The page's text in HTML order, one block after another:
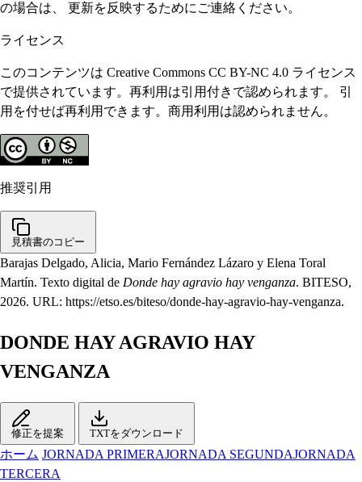
の場合は、 更新を反映するためにご連絡ください。
ライセンス
このコンテンツは Creative Commons CC BY-NC 4.0 ライセンス
で提供されています。再利用は引用付きで認められます。 引
用を付せば再利用できます。商用利用は認められません。
推奨引用
見積書のコピー
Barajas Delgado, Alicia, Mario Fernández Lázaro y Elena Toral
Martín. Texto digital de Donde hay agravio hay venganza. BITESO,
2026. URL: https://etso.es/biteso/donde-hay-agravio-hay-venganza.
DONDE HAY AGRAVIO HAY
VENGANZA
修正を提案 TXTをダウンロード
ホーム JORNADA PRIMERAJORNADA SEGUNDAJORNADA
TERCERA